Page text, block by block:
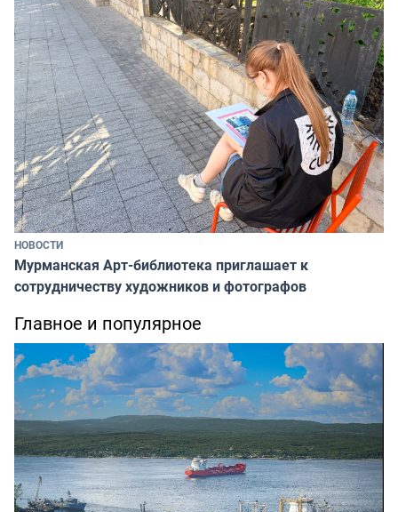
НОВОСТИ
Мурманская Арт-библиотека приглашает к
сотрудничеству художников и фотографов
Главное и популярное